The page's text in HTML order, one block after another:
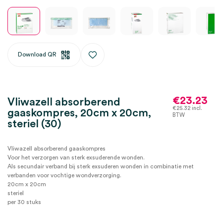
Download QR
Vliwazell absorberend
gaaskompres, 20cm x 20cm,
steriel (30)
€23.23
€25.32 incl.
BTW
Vliwazell absorberend gaaskompres
Voor het verzorgen van sterk exsuderende wonden.
Als secundair verband bij sterk exsuderen wonden in combinatie met
verbanden voor vochtige wondverzorging.
20cm x 20cm
steriel
per 30 stuks